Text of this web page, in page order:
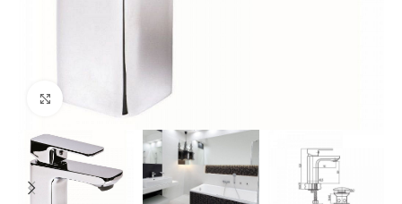
Click to enlarge